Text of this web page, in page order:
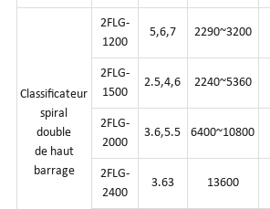
Classificateur
spiral
double
de haut
barrage
2FLG-
1200
5,6,7 2290~3200
2FLG-
1500
2.5,4,6 2240~5360
2FLG-
2000
3.6,5.5 6400~10800
2FLG-
2400
3.63 13600